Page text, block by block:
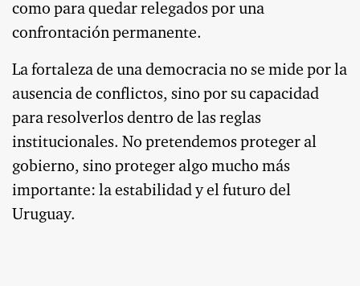
como para quedar relegados por una
confrontación permanente.
La fortaleza de una democracia no se mide por la
ausencia de conflictos, sino por su capacidad
para resolverlos dentro de las reglas
institucionales. No pretendemos proteger al
gobierno, sino proteger algo mucho más
importante: la estabilidad y el futuro del
Uruguay.